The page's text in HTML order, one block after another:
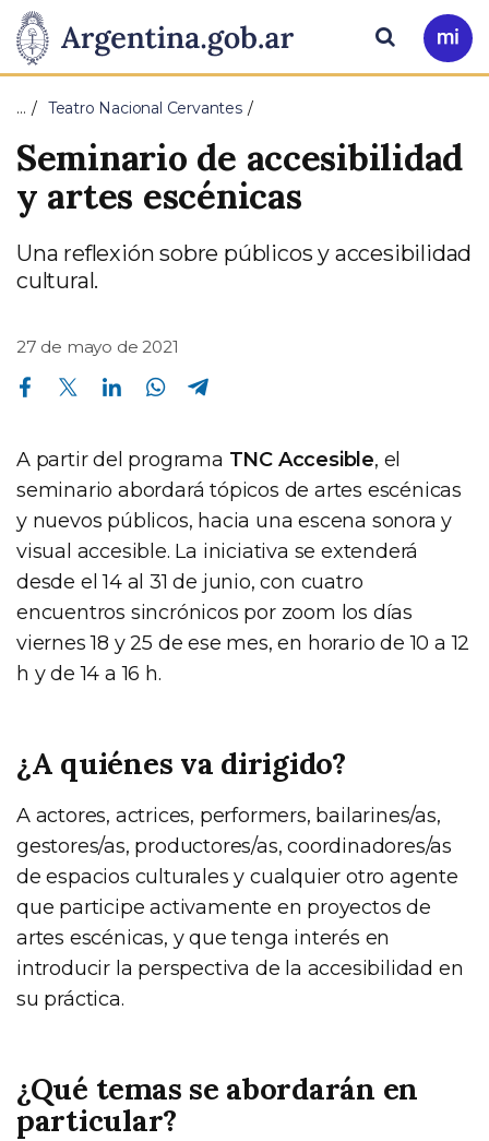
Presidencia
de
la
Nación
Pasar al contenido principal
Ir
a
Buscar
… Teatro Nacional Cervantes
Seminario de accesibilidad
y artes escénicas
Una reflexión sobre públicos y accesibilidad
cultural.
27 de mayo de 2021
Compartir en Facebook Compartir en Twitter Compartir en Linkedin Compartir en Whatsapp
A partir del programa TNC Accesible, el
seminario abordará tópicos de artes escénicas
y nuevos públicos, hacia una escena sonora y
visual accesible. La iniciativa se extenderá
desde el 14 al 31 de junio, con cuatro
encuentros sincrónicos por zoom los días
viernes 18 y 25 de ese mes, en horario de 10 a 12
h y de 14 a 16 h.
¿A quiénes va dirigido?
A actores, actrices, performers, bailarines/as,
gestores/as, productores/as, coordinadores/as
de espacios culturales y cualquier otro agente
que participe activamente en proyectos de
artes escénicas, y que tenga interés en
introducir la perspectiva de la accesibilidad en
su práctica.
¿Qué temas se abordarán en
particular?